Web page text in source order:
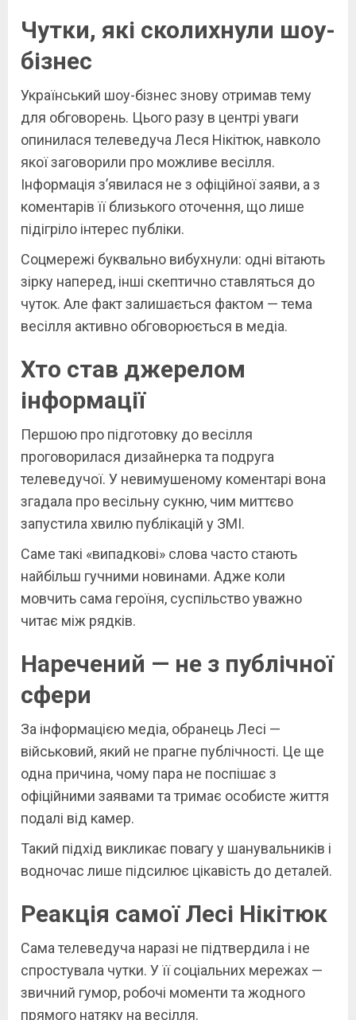
Чутки, які сколихнули шоу-
бізнес
Український шоу-бізнес знову отримав тему
для обговорень. Цього разу в центрі уваги
опинилася телеведуча Леся Нікітюк, навколо
якої заговорили про можливе весілля.
Інформація з’явилася не з офіційної заяви, а з
коментарів її близького оточення, що лише
підігріло інтерес публіки.
Соцмережі буквально вибухнули: одні вітають
зірку наперед, інші скептично ставляться до
чуток. Але факт залишається фактом — тема
весілля активно обговорюється в медіа.
Хто став джерелом
інформації
Першою про підготовку до весілля
проговорилася дизайнерка та подруга
телеведучої. У невимушеному коментарі вона
згадала про весільну сукню, чим миттєво
запустила хвилю публікацій у ЗМІ.
Саме такі «випадкові» слова часто стають
найбільш гучними новинами. Адже коли
мовчить сама героїня, суспільство уважно
читає між рядків.
Наречений — не з публічної
сфери
За інформацією медіа, обранець Лесі —
військовий, який не прагне публічності. Це ще
одна причина, чому пара не поспішає з
офіційними заявами та тримає особисте життя
подалі від камер.
Такий підхід викликає повагу у шанувальників і
водночас лише підсилює цікавість до деталей.
Реакція самої Лесі Нікітюк
Сама телеведуча наразі не підтвердила і не
спростувала чутки. У її соціальних мережах —
звичний гумор, робочі моменти та жодного
прямого натяку на весілля.